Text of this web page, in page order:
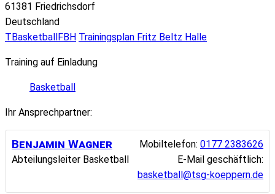
61381 Friedrichsdorf
Deutschland
TBasketballFBH Trainingsplan Fritz Beltz Halle
Training auf Einladung
Basketball
Ihr Ansprechpartner:
Benjamin Wagner
Abteilungsleiter Basketball
Mobiltelefon: 0177 2383626
E-Mail geschäftlich:
basketball@tsg-koeppern.de